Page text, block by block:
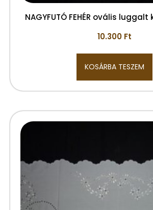
NAGYFUTÓ FEHÉR ovális
10.300 Ft
KOSÁRBA TESZEM